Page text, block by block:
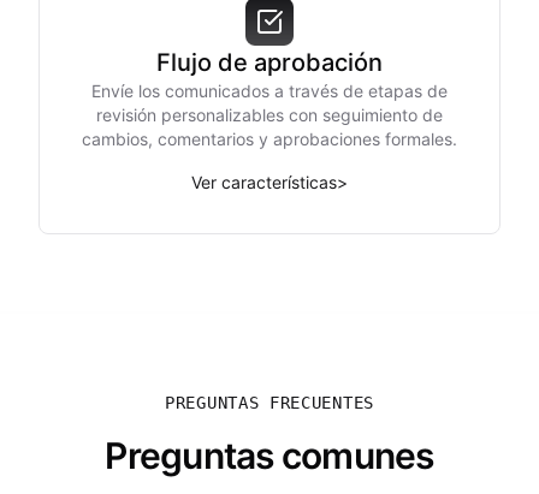
Flujo de aprobación
Envíe los comunicados a través de etapas de
revisión personalizables con seguimiento de
cambios, comentarios y aprobaciones formales.
Ver características>
PREGUNTAS FRECUENTES
Preguntas comunes